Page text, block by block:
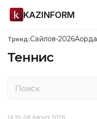
KAZINFORM
Тренд:Сайлов-2026Ақорда
Теннис
14:10, 06 Август 2026